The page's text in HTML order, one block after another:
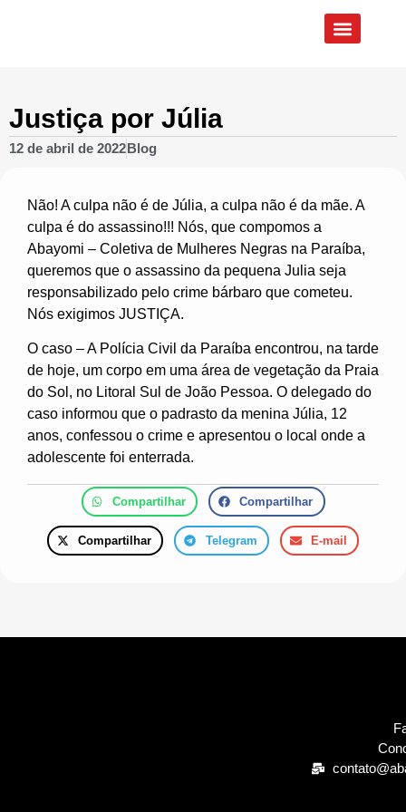
Justiça por Júlia
12 de abril de 2022Blog
Não! A culpa não é de Júlia, a culpa não é da mãe. A
culpa é do assassino!!! Nós, que compomos a
Abayomi – Coletiva de Mulheres Negras na Paraíba,
queremos que o assassino da pequena Julia seja
responsabilizado pelo crime bárbaro que cometeu.
Nós exigimos JUSTIÇA.
O caso – A Polícia Civil da Paraíba encontrou, na tarde
de hoje, um corpo em uma área de vegetação da Praia
do Sol, no Litoral Sul de João Pessoa. O delegado do
caso informou que o padrasto da menina Júlia, 12
anos, confessou o crime e apresentou o local onde a
adolescente foi enterrada.
Compartilhar Compartilhar
Compartilhar Telegram E-mail